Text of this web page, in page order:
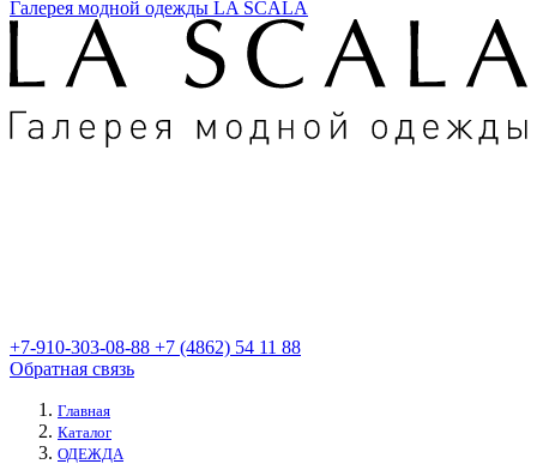
Галерея модной одежды LA SCALA
+7-910-303-08-88 +7 (4862) 54 11 88
Обратная связь
Главная
Каталог
ОДЕЖДА